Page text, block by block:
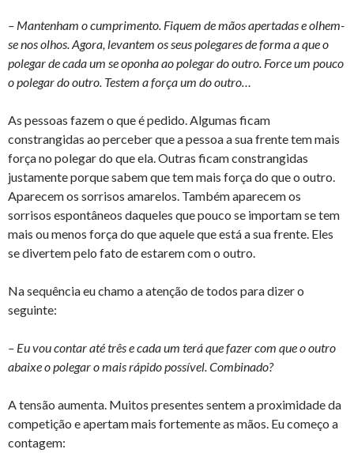
– Mantenham o cumprimento. Fiquem de mãos apertadas e olhem-
se nos olhos. Agora, levantem os seus polegares de forma a que o
polegar de cada um se oponha ao polegar do outro. Force um pouco
o polegar do outro. Testem a força um do outro…
As pessoas fazem o que é pedido. Algumas ficam
constrangidas ao perceber que a pessoa a sua frente tem mais
força no polegar do que ela. Outras ficam constrangidas
justamente porque sabem que tem mais força do que o outro.
Aparecem os sorrisos amarelos. Também aparecem os
sorrisos espontâneos daqueles que pouco se importam se tem
mais ou menos força do que aquele que está a sua frente. Eles
se divertem pelo fato de estarem com o outro.
Na sequência eu chamo a atenção de todos para dizer o
seguinte:
– Eu vou contar até três e cada um terá que fazer com que o outro
abaixe o polegar o mais rápido possível. Combinado?
A tensão aumenta. Muitos presentes sentem a proximidade da
competição e apertam mais fortemente as mãos. Eu começo a
contagem: